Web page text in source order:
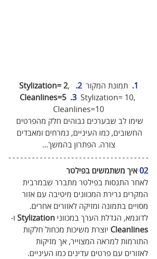
1. תמונת המקור 2.
Stylization= 2,
Cleanlines=5 .3 Stylization= 10,
Cleanlines=10
שימו לב שבערכים גבוהים חלק מהפרטים
החשובים, כמו העיניים, נמרחים ומאבדים
צורה. הפתרון בהמשך...
02 איך משתמשים בפילטר
לאחר התנסות בפילטר מתברר שבמרבית
המקרים גרירת המכוונים מיטיבה עם אזור
מסויים בתמונה ומזיקה לאזורים אחרים.
לדוגמא, הגדלת הערך במכווני Stylization ו-
Cleanlines יוצרת משיכות מכחול חלקות
התורמות למראה המצוייר, אך מזיקות
לאזורים עם פרטים עדינים כמו העיניים.